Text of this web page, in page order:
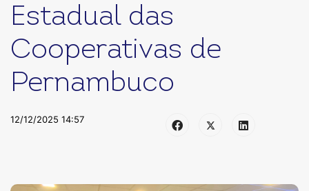
Estadual das
Cooperativas de
Pernambuco
12/12/2025 14:57